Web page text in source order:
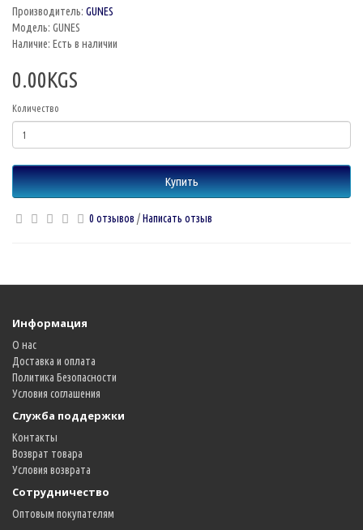
Производитель: GUNES
Модель: GUNES
Наличие: Есть в наличии
0.00KGS
Количество
Купить
0 отзывов /Написать отзыв
Информация
О нас
Доставка и оплата
Политика Безопасности
Условия соглашения
Служба поддержки
Контакты
Возврат товара
Условия возврата
Сотрудничество
Оптовым покупателям